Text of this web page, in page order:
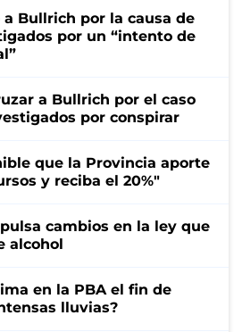
Bullrich por la causa de
por un “intento de
a Bullrich por el caso
por conspirar
que la Provincia aporte
y reciba el 20%"
cambios en la ley que
alcohol
en la PBA el fin de
lluvias?